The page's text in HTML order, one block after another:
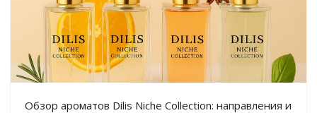
Обзор ароматов Dilis Niche Collection: направления и